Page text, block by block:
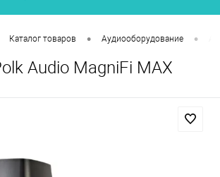
Каталог товаров • Аудиооборудование •
Audio MagniFi MAX